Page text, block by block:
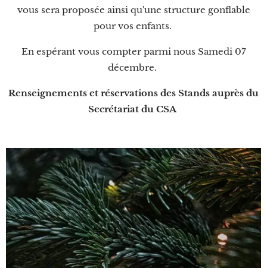
vous sera proposée ainsi qu'une structure gonflable
pour vos enfants.
En espérant vous compter parmi nous Samedi 07
décembre.
Renseignements et réservations des Stands auprès du
Secrétariat du CSA